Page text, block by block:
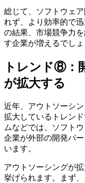
総じて、ソフトウェ
れず、より効率的で
の結果、市場競争力
す企業が増えるでしょ
トレンド⑧：
が拡大する
近年、アウトソーシ
拡大しているトレン
ムなどでは、ソフト
企業が外部の開発パ
います。
アウトソーシングが
挙げられます。まず